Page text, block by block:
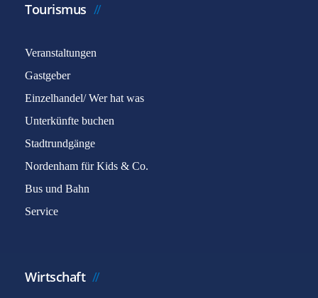
Tourismus
Veranstaltungen
Gastgeber
Einzelhandel/ Wer hat was
Unterkünfte buchen
Stadtrundgänge
Nordenham für Kids & Co.
Bus und Bahn
Service
Wirtschaft